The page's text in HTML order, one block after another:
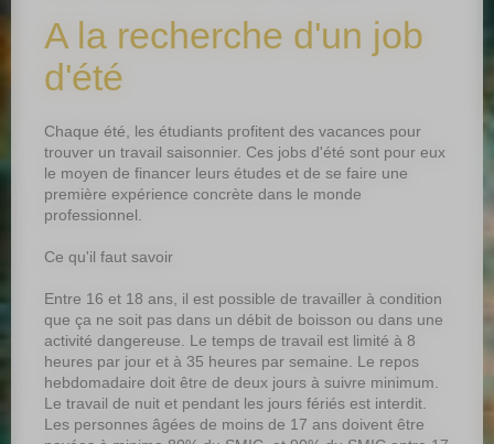
A la recherche d'un job
d'été
Chaque été, les étudiants profitent des vacances pour
trouver un travail saisonnier. Ces jobs d'été sont pour eux
le moyen de financer leurs études et de se faire une
première expérience concrète dans le monde
professionnel.
Ce qu'il faut savoir
Entre 16 et 18 ans, il est possible de travailler à condition
que ça ne soit pas dans un débit de boisson ou dans une
activité dangereuse. Le temps de travail est limité à 8
heures par jour et à 35 heures par semaine. Le repos
hebdomadaire doit être de deux jours à suivre minimum.
Le travail de nuit et pendant les jours fériés est interdit.
Les personnes âgées de moins de 17 ans doivent être